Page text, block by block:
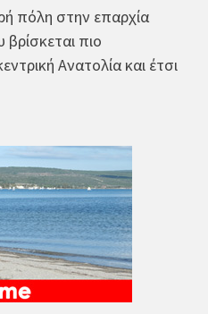
πόλη στην επαρχία
πιο
Ανατολία και έτσι